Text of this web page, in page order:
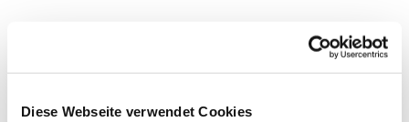
Diese Webseite verwendet Cookies